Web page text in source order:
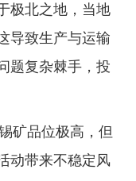
极北之地，当地
导致生产与运输
题复杂棘手，投
矿品位极高，但
动带来不稳定风